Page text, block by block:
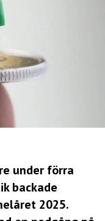
under förra
backade
2025.